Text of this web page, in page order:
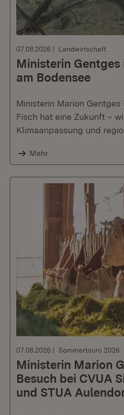
07.08.2026 Landwirtschaft
Ministerin
am Bodensee
Ministerin Marion Gentges
Fisch hat eine Zukunft –
Klimaanpassung und
Mehr
07.08.2026 Sommertouro 2026
Ministerin Marion
Besuch bei CVUA
und STUA